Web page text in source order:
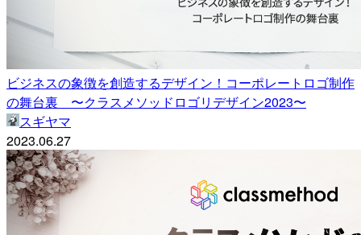
ビジネスの象徴を創造するデザイン！コーポレートロゴ制作
の舞台裏 〜クラスメソッドロゴリデザイン2023〜
スギヤマ
2023.06.27